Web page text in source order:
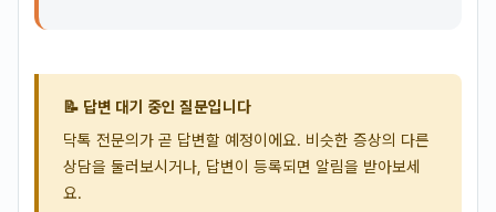
📝 답변 대기 중인 질문입니다
닥톡 전문의가 곧 답변할 예정이에요. 비슷한 증상의 다른
상담을 둘러보시거나, 답변이 등록되면 알림을 받아보세
요.